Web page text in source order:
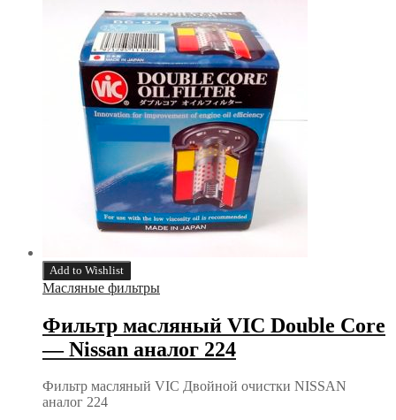
Add to Wishlist
Масляные фильтры
Фильтр масляный VIC Double Core
— Nissan аналог 224
Фильтр масляный VIC Двойной очистки NISSAN
аналог 224